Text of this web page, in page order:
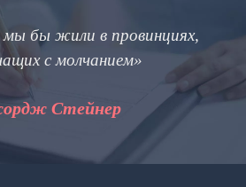
мы бы жили в провинциях,
с молчанием»
Стейнер